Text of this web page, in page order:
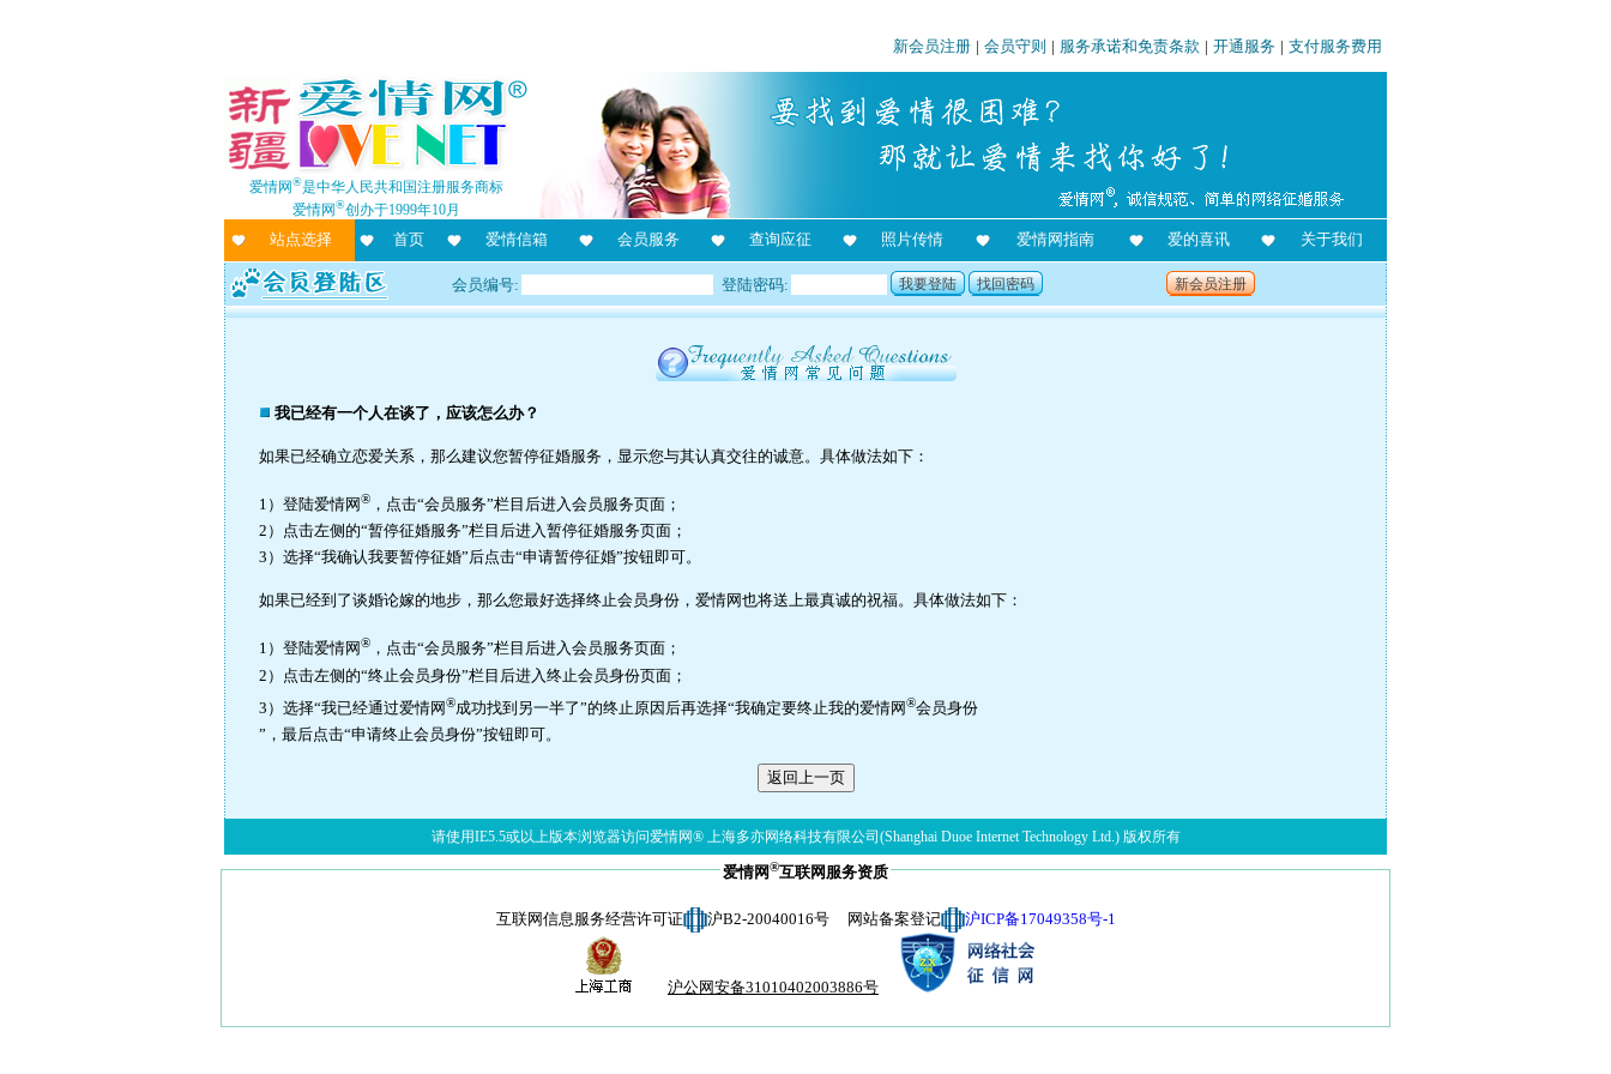
新会员注册 | 会员守则 | 服务承诺和免责条款 | 开通服务 | 支付服务费用
爱情网®是中华人民共和国注册服务商标
爱情网®创办于1999年10月
站点选择 首页 爱情信箱 会员服务 查询应征 照片传情 爱情网指南 爱的喜讯 关于我们
会员编号: 登陆密码: 我要登陆 找回密码 新会员注册
我已经有一个人在谈了，应该怎么办？
如果已经确立恋爱关系，那么建议您暂停征婚服务，显示您与其认真交往的诚意。具体做法如下：
1）登陆爱情网® ，点击“会员服务”栏目后进入会员服务页面；
2）点击左侧的“暂停征婚服务”栏目后进入暂停征婚服务页面；
3）选择“我确认我要暂停征婚”后点击“申请暂停征婚”按钮即可。
如果已经到了谈婚论嫁的地步，那么您最好选择终止会员身份，爱情网也将送上最真诚的祝福。具体做法如下：
1）登陆爱情网® ，点击“会员服务”栏目后进入会员服务页面；
2）点击左侧的“终止会员身份”栏目后进入终止会员身份页面；
3）选择“我已经通过爱情网®成功找到另一半了”的终止原因后再选择“我确定要终止我的爱情网®会员身份
”，最后点击“申请终止会员身份”按钮即可。
请使用IE5.5或以上版本浏览器访问爱情网® 上海多亦网络科技有限公司(Shanghai Duoe Internet Technology Ltd.) 版权所有
爱情网®互联网服务资质
互联网信息服务经营许可证 沪B2-20040016号 网站备案登记 沪ICP备17049358号-1
沪公网安备31010402003886号